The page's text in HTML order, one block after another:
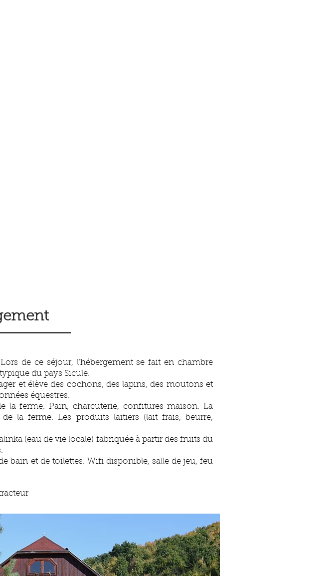
de ce séjour, l’hébergement se fait en chambre
du pays Sicule.
et élève des cochons, des lapins, des moutons et
équestres.
la ferme. Pain, charcuterie, confitures maison. La
la ferme. Les produits laitiers (lait frais, beurre,
(eau de vie locale) fabriquée à partir des fruits du
bain et de toilettes. Wifi disponible, salle de jeu, feu